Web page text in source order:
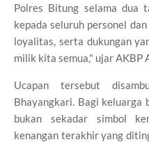
Polres Bitung selama dua
kepada seluruh personel
loyalitas, serta dukungan
milik kita semua," ujar AKBP
Ucapan tersebut
Bhayangkari. Bagi keluarga
bukan sekadar simbol
kenangan terakhir yang